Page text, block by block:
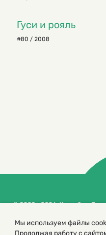
Гуси и рояль
#80 / 2008
© 2000 – 2026. Кукумбер.
Копирование материалов
Мы используем файлы
Продолжая работу с